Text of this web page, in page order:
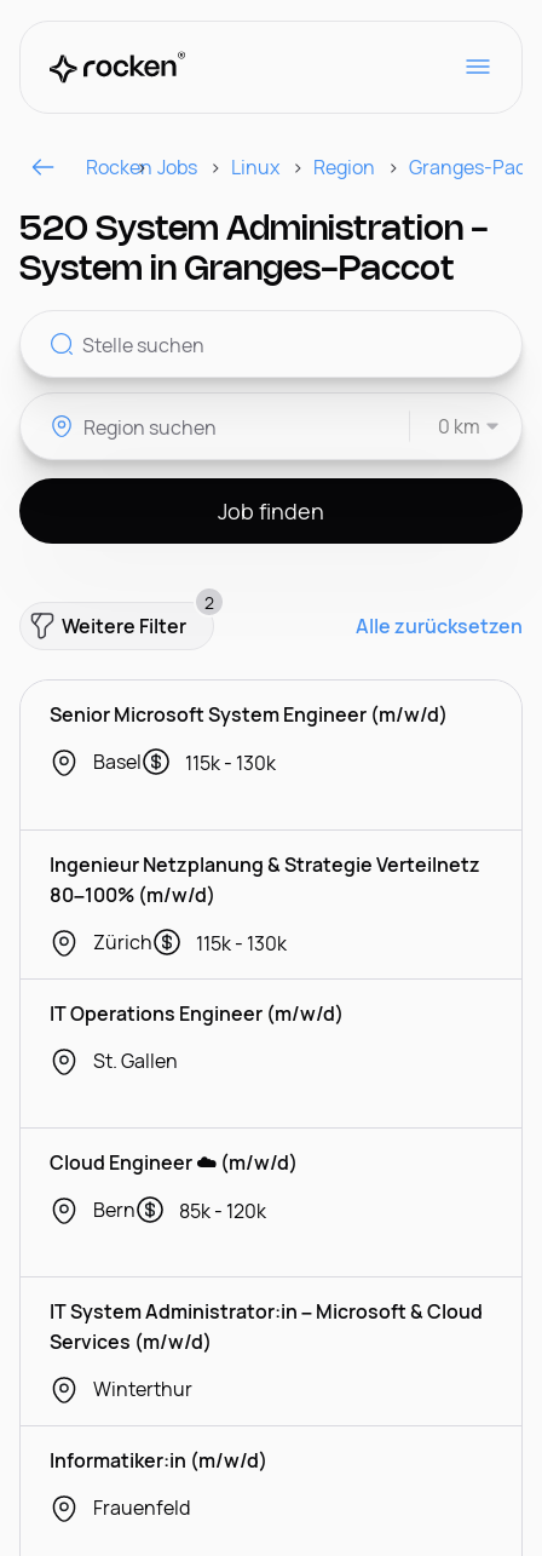
Für Arbeitgeber
Kontakt
CH
Rocken Jobs Linux Region Granges-
520 System Administration -
System in Granges-Paccot
0 km
Job finden
Weitere Filter
2
Alle zurücksetzen
Senior Microsoft System Engineer (m/w/d)
Basel
115k - 130k
Ingenieur Netzplanung & Strategie Verteilnetz
80–100% (m/w/d)
Zürich
115k - 130k
IT Operations Engineer (m/w/d)
St. Gallen
Cloud Engineer ☁️ (m/w/d)
Bern
85k - 120k
IT System Administrator:in – Microsoft & Cloud
Services (m/w/d)
Winterthur
Informatiker:in (m/w/d)
Frauenfeld